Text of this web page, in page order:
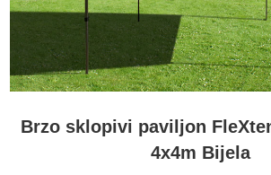
Brzo sklopivi paviljon
4x4m Bijela